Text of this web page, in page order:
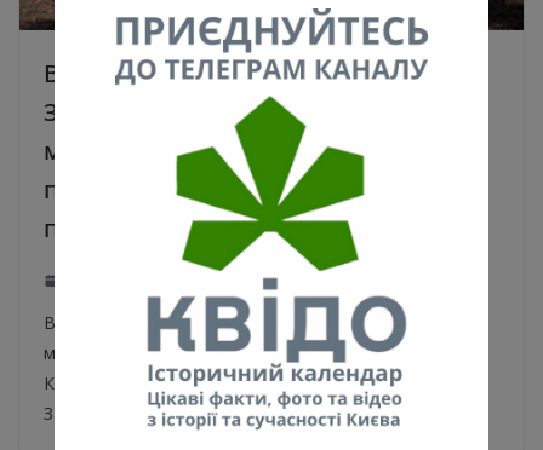
В столице в День Защитников и
Защитниц Украины открыли
мемориал «Небесный дозор» – в
память о погибших Героях-
пограничниках
В новом сквере Героев-пограничников, открыли
мемориальную скульптуру «Небесный дозор». Мэр
Киева Виталий Кличко в День Защитников и
Защитниц Украины вместе